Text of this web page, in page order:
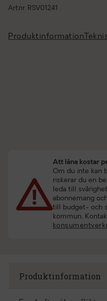
Art.nr. RSV01241
Produktinformation
Att låna kostar
Om du inte kan
riskerar du en
leda till
abonnemang
till budget- och
kommun.
Produktinformation